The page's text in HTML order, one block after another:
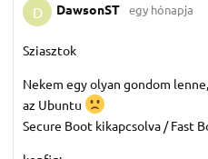
D DawsonST egy hónapja
Sziasztok
Nekem egy olyan gondom
az Ubuntu
Secure Boot kikapcsolva / Fast